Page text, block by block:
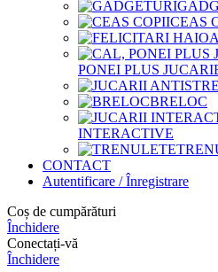
CEAS
PONEI PLUS
BRELOC
INTERACTIVE
CONTACT
Autentificare / Înregistrare
Coș de cumpărături
Închidere
Conectați-vă
Închidere